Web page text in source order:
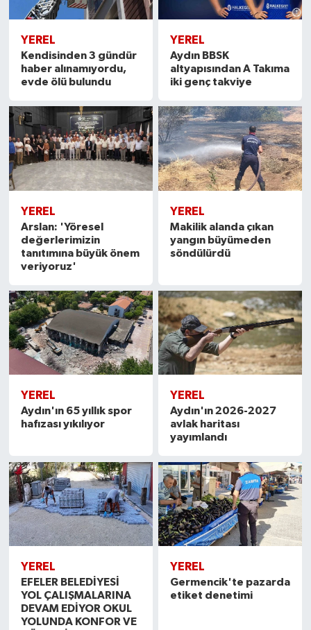
YEREL
Kendisinden 3 gündür
haber alınamıyordu,
evde ölü bulundu
YEREL
Aydın BBSK
altyapısından A Takıma
iki genç takviye
YEREL
Arslan: 'Yöresel
değerlerimizin
tanıtımına büyük önem
veriyoruz'
YEREL
Makilik alanda çıkan
yangın büyümeden
söndülürdü
YEREL
Aydın'ın 65 yıllık spor
hafızası yıkılıyor
YEREL
Aydın'ın 2026-2027
avlak haritası
yayımlandı
YEREL
EFELER BELEDİYESİ
YOL ÇALIŞMALARINA
DEVAM EDİYOR OKUL
YOLUNDA KONFOR VE
YEREL
Germencik'te pazarda
etiket denetimi